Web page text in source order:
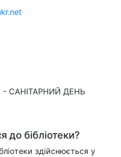
- САНІТАРНИЙ ДЕНЬ
до бібліотеки?
здійснюється у